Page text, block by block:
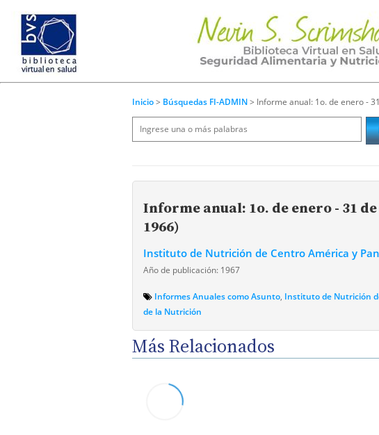
Inicio> Búsquedas FI-ADMIN> Informe anual: 1o. de enero -
Informe anual: 1o. de enero - 31
1966)
Instituto de Nutrición de Centro América y
Año de publicación: 1967
Informes Anuales como Asunto, Instituto de Nutrición
de la Nutrición
Más Relacionados